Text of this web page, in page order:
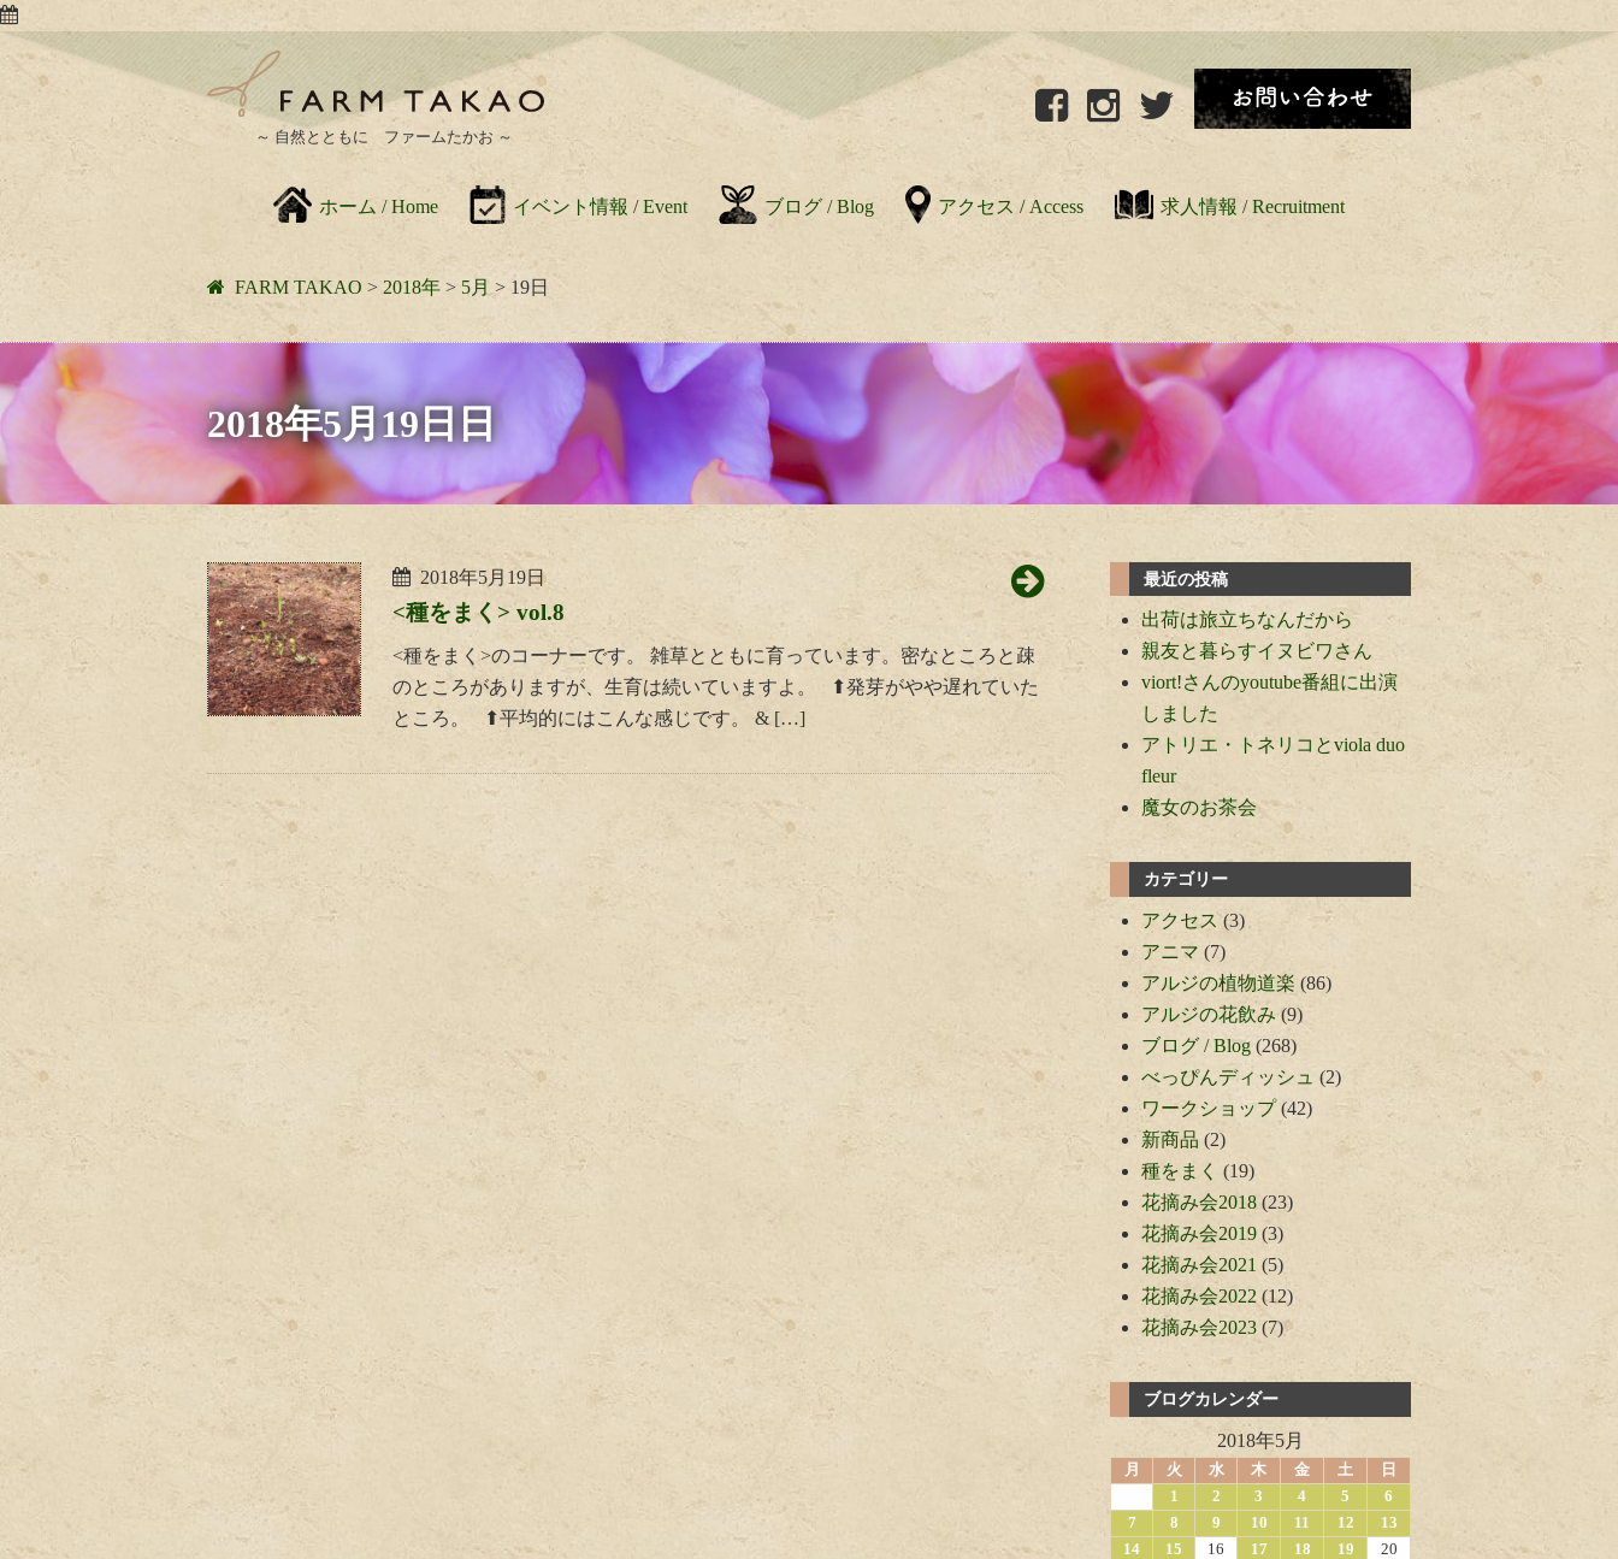
～ 自然とともに ファームたかお ～
ホーム / Home イベント情報 / Event ブログ / Blog アクセス / Access 求人情報 / Recruitment
FARM TAKAO > 2018年 > 5月 > 19日
2018年5月19日日
2018年5月19日
<種をまく> vol.8
<種をまく>のコーナーです。 雑草とともに育っています。密なところと疎
のところがありますが、生育は続いていますよ。 ⬆発芽がやや遅れていた
ところ。 ⬆平均的にはこんな感じです。 & […]
最近の投稿
出荷は旅立ちなんだから
親友と暮らすイヌビワさん
viort!さんのyoutube番組に出演
しました
アトリエ・トネリコとviola duo
fleur
魔女のお茶会
カテゴリー
アクセス(3)
アニマ (7)
アルジの植物道楽 (86)
アルジの花飲み (9)
ブログ / Blog(268)
べっぴんディッシュ (2)
ワークショップ(42)
新商品 (2)
種をまく (19)
花摘み会2018(23)
花摘み会2019(3)
花摘み会2021 (5)
花摘み会2022 (12)
花摘み会2023(7)
ブログカレンダー
2018年5月
月 火 水 木 金 土
日
1
2 3 4 5
6
7
8 9 10 11 12
13
14
15 16 17 18 19
20